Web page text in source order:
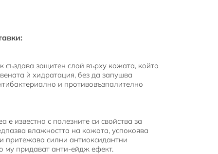
създава защитен слой върху кожата, който
ѝ хидратация, без да запушва
и противовъзпалително
е известно с полезните си свойства за
влажността на кожата, успокоява
притежава силни антиоксидантни
му придават анти-ейдж ефект.